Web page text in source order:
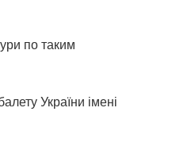
по таким
України імені